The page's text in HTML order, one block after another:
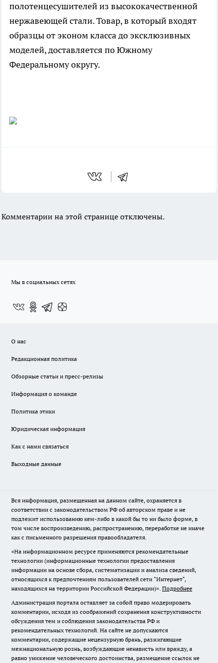
полотенцесушителей из высококачественной
нержавеющей стали. Товар, в который входят
образцы от эконом класса до эксклюзивных
моделей, доставляется по Южному
Федеральному округу.
Комментарии на этой странице отключены.
Мы в социальных сетях
О нас
Редакционная политика
Обзорные статьи и пресс-релизы
Информация о команде
Политика этики
Юридическая информация
Как с нами связаться
Выходные данные
Вся информация, размещенная на данном сайте, охраняется в
соответствии с законодательством РФ об авторском праве и не
подлежит использованию кем-либо в какой бы то ни было форме, в
том числе воспроизведению, распространению, переработке не иначе
как с письменного разрешения правообладателя.
«На информационном ресурсе применяются рекомендательные
технологии (информационные технологии предоставления
информации на основе сбора, систематизации и анализа сведений,
относящихся к предпочтениям пользователей сети "Интернет",
находящихся на территории Российской Федерации)». Подробнее
Администрация портала оставляет за собой право модерировать
комментарии, исходя из соображений сохранения конструктивности
обсуждения тем и соблюдения законодательства РФ и
рекомендательных технологий. На сайте не допускаются
комментарии, содержащие нецензурную брань, разжигающие
межнациональную рознь, возбуждающие ненависть или вражду, а
равно унижение человеческого достоинства, размещение ссылок не